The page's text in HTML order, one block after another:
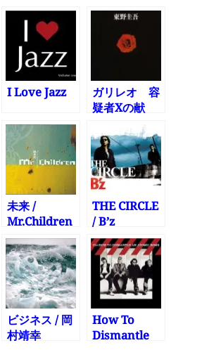
I Love Jazz
ガリレオ 容
疑者Xの献
た
未来 /
Mr.Children
THE CIRCLE
/ B’z
ビジネス / 岡
村靖幸
How To
Dismantle